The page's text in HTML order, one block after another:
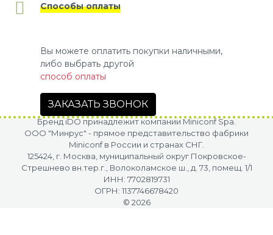
Способы оплаты
Вы можете оплатить покупки наличными,
либо выбрать другой
способ оплаты
ЗАКАЗАТЬ ЗВОНОК
Бренд iDO принадлежит компании Miniconf Spa.
OOO "Минрус" - прямое представительство фабрики
Miniconf в России и странах СНГ.
125424, г. Москва, муниципальный округ Покровское-
Стрешнево вн.тер.г., Волоколамское ш., д. 73, помещ. 1/1
ИНН: 7702819731
ОГРН: 1137746678420
© 2026